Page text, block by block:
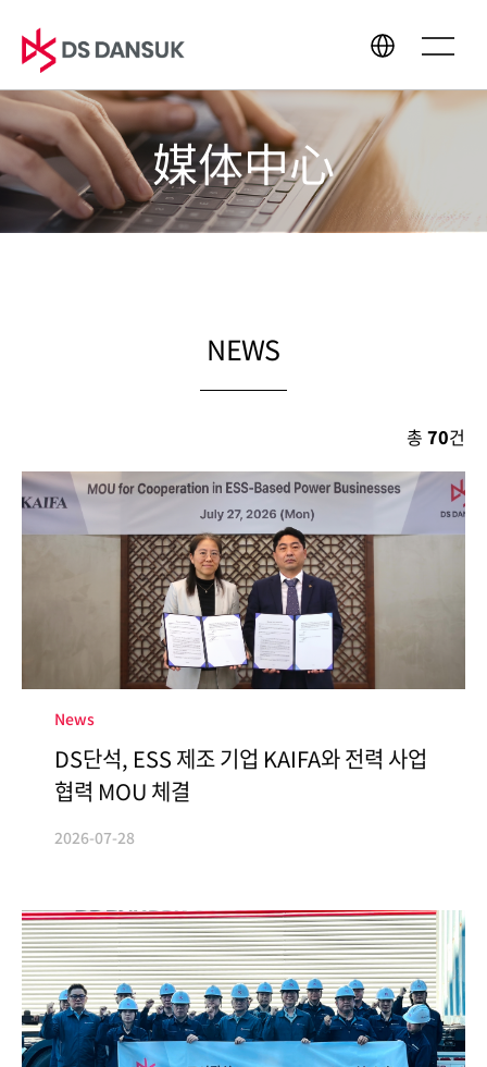
公司介绍
CEO问候语
业务领域
生物能源
可持续经营
ESG经营
报告书
媒体中心
宣传手册
人才招聘
媒体中心
NEWS
총 70건
News
DS단석, ESS 제조 기업 KAIFA와 전력 사업
협력 MOU 체결
2026-07-28